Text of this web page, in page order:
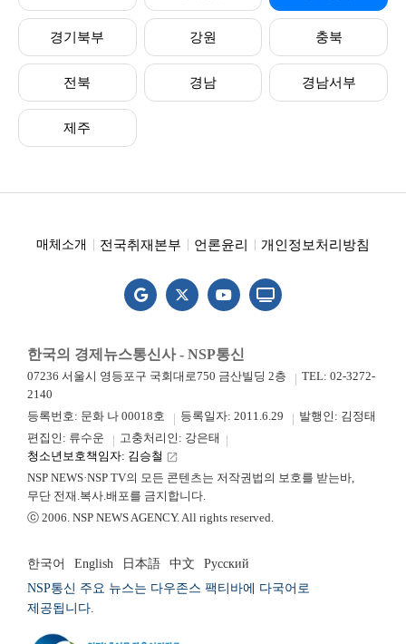
경기북부 강원 충북
전북 경남 경남서부
제주
매체소개 전국취재본부 언론윤리 개인정보처리방침
한국의 경제뉴스통신사 - NSP통신
07236 서울시 영등포구 국회대로750 금산빌딩 2층
TEL: 02-3272-
2140
등록번호: 문화 나 00018호
등록일자: 2011.6.29
발행인: 김정태
편집인: 류수운
고충처리인: 강은태
청소년보호책임자: 김승철 launch
NSP NEWS·NSP TV의 모든 콘텐츠는 저작권법의 보호를 받는바,
무단 전재.복사.배포를 금지합니다.
ⓒ 2006. NSP NEWS AGENCY. All rights reserved.
한국어 English 日本語 中文
Русский
NSP통신 주요 뉴스는 다우존스 팩티바에 다국어로
제공됩니다.